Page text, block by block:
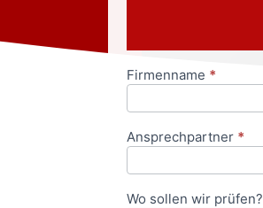
Anfrageformular
Firmenname *
Ansprechpartner *
Wo sollen wir prüfen?